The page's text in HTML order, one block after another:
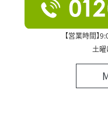
【営業時間】
土